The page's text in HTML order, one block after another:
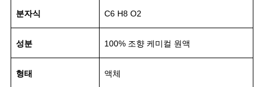
분자식 C6 H8 O2
성분 100% 조향 케미컬 원액
형태 액체